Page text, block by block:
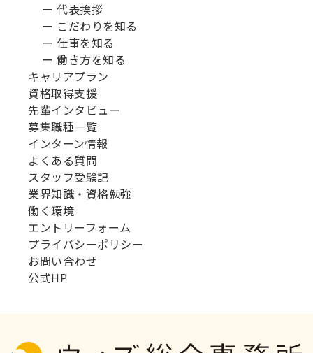
ー 代表挨拶
ー こだわりを知る
ー 仕事を知る
ー 働き方を知る
キャリアプラン
資格取得支援
先輩インタビュー
募集職種一覧
インターン情報
よくある質問
スタッフ受験記
業界知識・資格勉強
働く環境
エントリーフォーム
プライバシーポリシー
お問い合わせ
公式HP